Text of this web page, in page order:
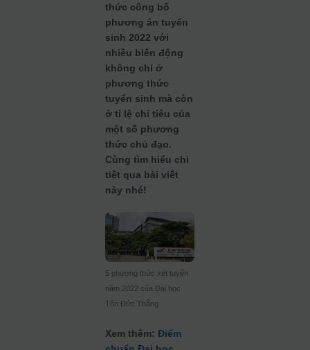
thức công bố
phương án tuyển
sinh 2022 với
nhiều biến động
không chỉ ở
phương thức
tuyển sinh mà còn
ở tỉ lệ chỉ tiêu của
một số phương
thức chủ đạo.
Cùng tìm hiểu chi
tiết qua bài viết
này nhé!
5 phương thức xét tuyển
năm 2022 của Đại học
Tôn Đức Thắng
Xem thêm:Điểm